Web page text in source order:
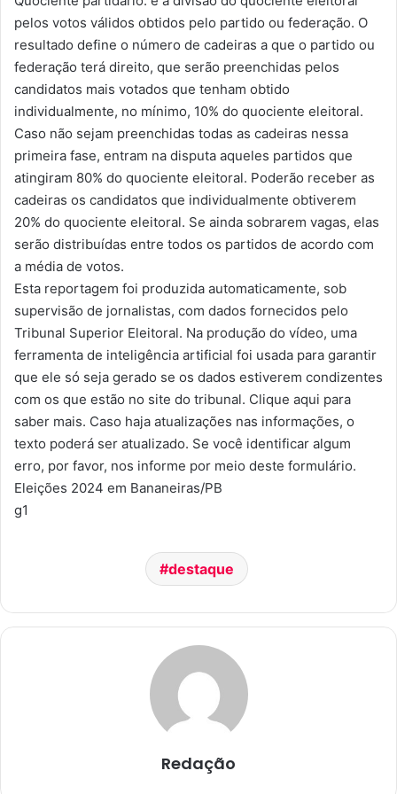
pelos votos válidos obtidos pelo partido ou federação. O
resultado define o número de cadeiras a que o partido ou
federação terá direito, que serão preenchidas pelos
candidatos mais votados que tenham obtido
individualmente, no mínimo, 10% do quociente eleitoral.
Caso não sejam preenchidas todas as cadeiras nessa
primeira fase, entram na disputa aqueles partidos que
atingiram 80% do quociente eleitoral. Poderão receber as
cadeiras os candidatos que individualmente obtiverem
20% do quociente eleitoral. Se ainda sobrarem vagas, elas
serão distribuídas entre todos os partidos de acordo com
a média de votos.
Esta reportagem foi produzida automaticamente, sob
supervisão de jornalistas, com dados fornecidos pelo
Tribunal Superior Eleitoral. Na produção do vídeo, uma
ferramenta de inteligência artificial foi usada para garantir
que ele só seja gerado se os dados estiverem condizentes
com os que estão no site do tribunal. Clique aqui para
saber mais. Caso haja atualizações nas informações, o
texto poderá ser atualizado. Se você identificar algum
erro, por favor, nos informe por meio deste formulário.
Eleições 2024 em Bananeiras/PB
g1
destaque
Redação